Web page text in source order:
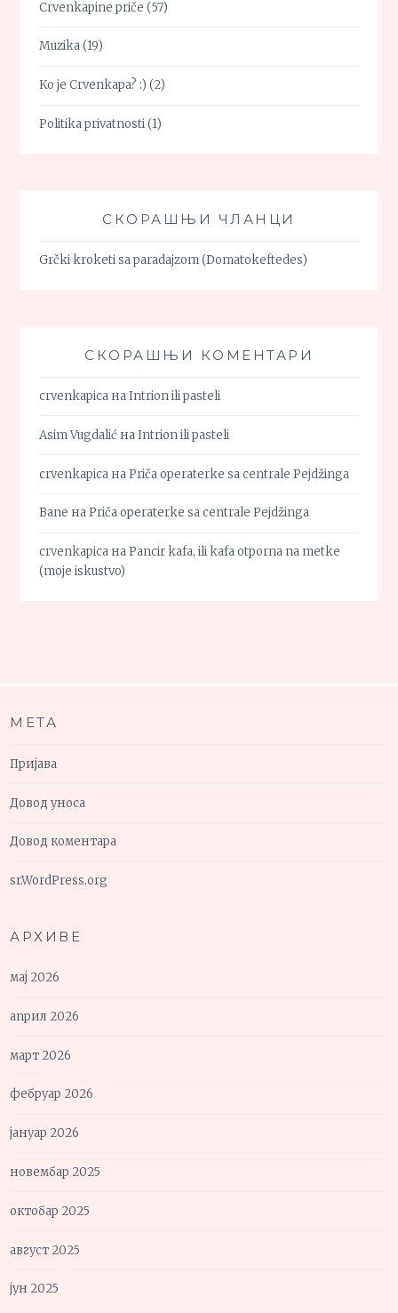
Crvenkapine priče (57)
Muzika(19)
Ko je Crvenkapa? :) (2)
Politika privatnosti(1)
СКОРАШЊИ ЧЛАНЦИ
Grčki kroketi sa paradajzom (Domatokeftedes)
СКОРАШЊИ КОМЕНТАРИ
crvenkapica наIntrion ili pasteli
Asim Vugdalić наIntrion ili pasteli
crvenkapica наPriča operaterke sa centrale Pejdžinga
Bane наPriča operaterke sa centrale Pejdžinga
crvenkapica наPancir kafa, ili kafa otporna na metke
(moje iskustvo)
МЕТА
Пријава
Довод уноса
Довод коментара
sr.WordPress.org
АРХИВЕ
мај 2026
април 2026
март 2026
фебруар 2026
јануар 2026
новембар 2025
октобар 2025
август 2025
јун 2025